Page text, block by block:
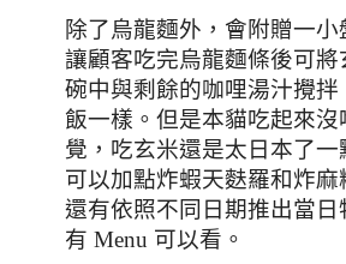
除了烏龍麵外，會附贈一小
讓顧客吃完烏龍麵條後可將
碗中與剩餘的咖哩湯汁攪拌
飯一樣。 但是本貓吃起來沒
覺，吃玄米還是太日本了一
可以加點炸蝦天麩羅和炸麻
還有依照不同日期推出當日
有 Menu 可以看。